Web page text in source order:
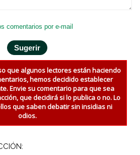
comentarios por e-mail
que algunos lectores están haciendo
hemos decidido establecer
Envie su comentario para que sea
que decidirá si lo publica o no. Lo
que saben debatir sin insidias ni
odios.